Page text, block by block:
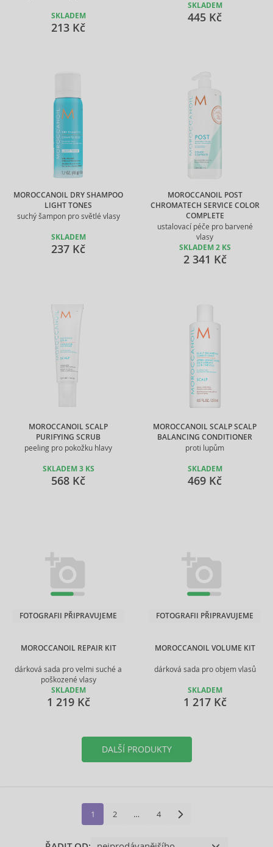
SKLADEM
213 Kč
SKLADEM
445 Kč
MOROCCANOIL DRY SHAMPOO
LIGHT TONES
suchý šampon pro světlé vlasy
SKLADEM
237 Kč
MOROCCANOIL POST
CHROMATECH SERVICE COLOR
COMPLETE
ustalovací péče pro barvené
vlasy
SKLADEM 2 KS
2 341 Kč
MOROCCANOIL SCALP
PURIFYING SCRUB
peeling pro pokožku hlavy
SKLADEM 3 KS
568 Kč
MOROCCANOIL SCALP SCALP
BALANCING CONDITIONER
proti lupům
SKLADEM
469 Kč
MOROCCANOIL REPAIR KIT
dárková sada pro velmi suché a
poškozené vlasy
FOTOGRAFII PŘIPRAVUJEME
SKLADEM
1 219 Kč
MOROCCANOIL VOLUME KIT
dárková sada pro objem vlasů
FOTOGRAFII PŘIPRAVUJEME
SKLADEM
1 217 Kč
DALŠÍ PRODUKTY
1 2 … 4